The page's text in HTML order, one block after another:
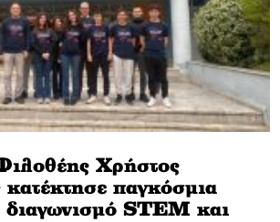
Χρήστος
παγκόσμια
διαγωνισμό STEM και